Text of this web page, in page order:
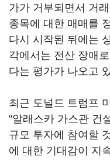
가가 거부되면서 거
종목에 대한 매매를
다시 시작된 뒤에는
각에서는 전산 장애
다는 평가가 나오고
최근 도널드 트럼프
"알래스카 가스관 건
규모 투자에 참여할
에 대한 기대감이 지